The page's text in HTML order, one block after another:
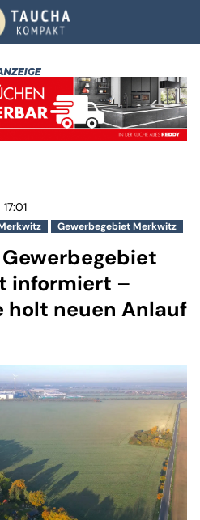
Industrie- und
Gewerbegebiet Merkwitz
informiert –
holt neuen Anlauf